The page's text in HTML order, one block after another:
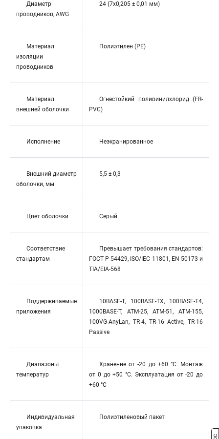
Диаметр
проводников, AWG
24 (7x0,205 ± 0,01 мм)
Материал
изоляции
проводников
Полиэтилен (PE)
Материал
внешней оболочки
Огнестойкий поливинилхлорид (FR-
PVC)
Исполнение Неэкранированное
Внешний диаметр
оболочки, мм
5,5 ± 0,3
Цвет оболочки Серый
Соответствие
стандартам
Превышает требования стандартов:
ГОСТ Р 54429, ISO/IEC 11801, EN 50173 и
TIA/EIA-568
Поддерживаемые
приложения
10BASE-T, 100BASE-TX, 100BASE-T4,
1000BASE-T, ATM-25, ATM-51, ATM-155,
100VG-AnyLan, TR-4, TR-16 Active, TR-16
Passive
Диапазоны
температур
Хранение от -20 до +60 °C. Монтаж
от 0 до +50 °C. Эксплуатация от -20 до
+60 °C
Индивидуальная
упаковка
Полиэтиленовый пакет